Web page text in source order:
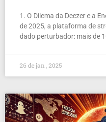
1. O Dilema da Deezer e a
de 2025, a plataforma de
dado perturbador: mais de
26 de jan , 2025